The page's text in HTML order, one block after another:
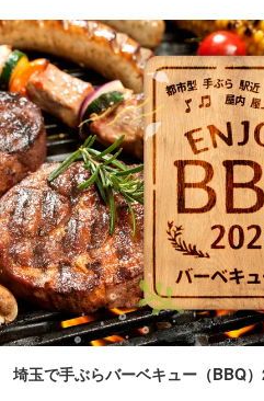
埼玉で手ぶらバーベキュー（BBQ